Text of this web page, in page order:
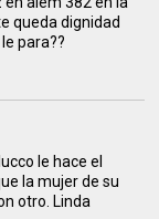
queda dignidad
para??
le hace el
la mujer de su
otro. Linda